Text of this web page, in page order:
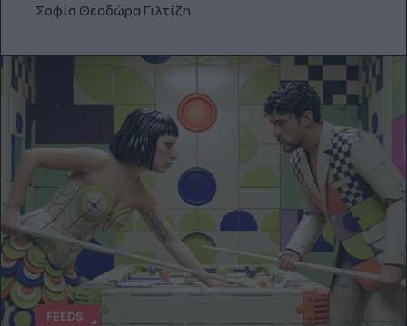
Σοφία Θεοδώρα Γιλτίζη
FEEDS